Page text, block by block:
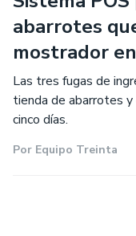
abarrotes
mostrador
Las tres fugas de
tienda de abarrotes
cinco días.
Por Equipo Treinta